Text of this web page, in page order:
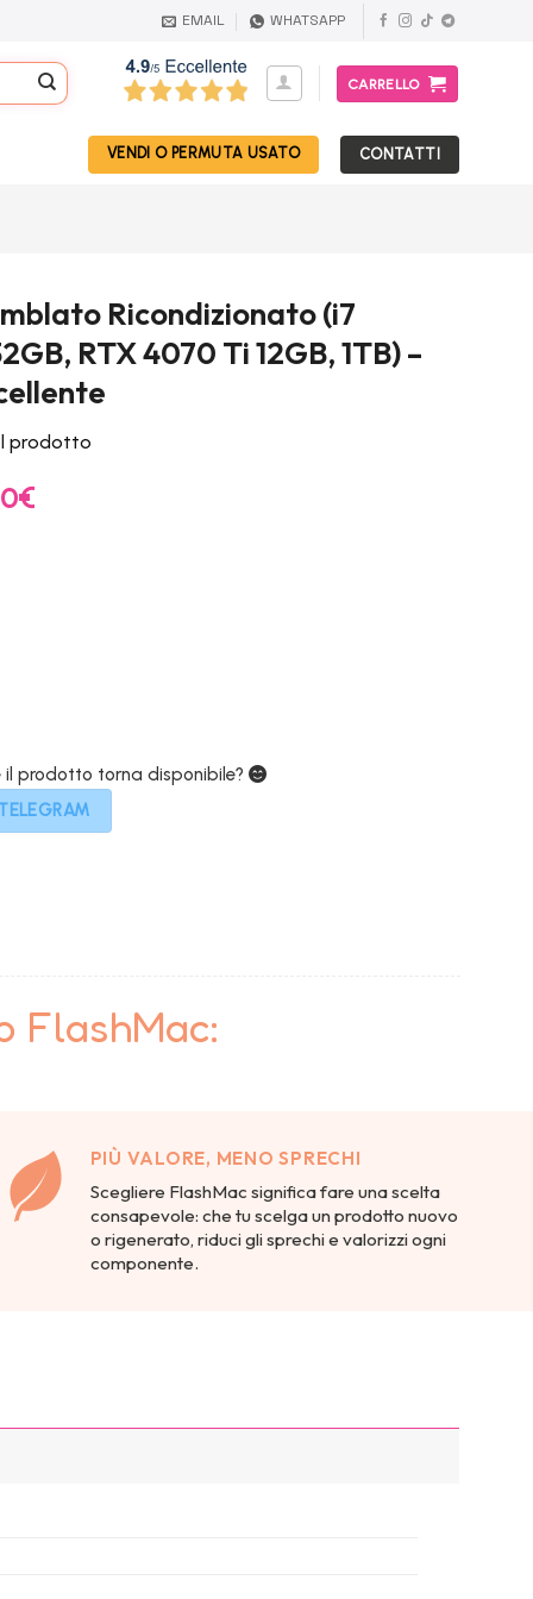
EMAIL WHATSAPP
CARRELLO
VENDI O PERMUTA USATO CONTATTI
Ricondizionato (i7
RTX 4070 Ti 12GB, 1TB) –
prodotto
€Il
prezzo
il prodotto torna disponibile?
FlashMac:
PIÙ VALORE, MENO SPRECHI
Scegliere FlashMac significa fare una scelta
consapevole: che tu scelga un prodotto nuovo
o rigenerato, riduci gli sprechi e valorizzi ogni
componente.